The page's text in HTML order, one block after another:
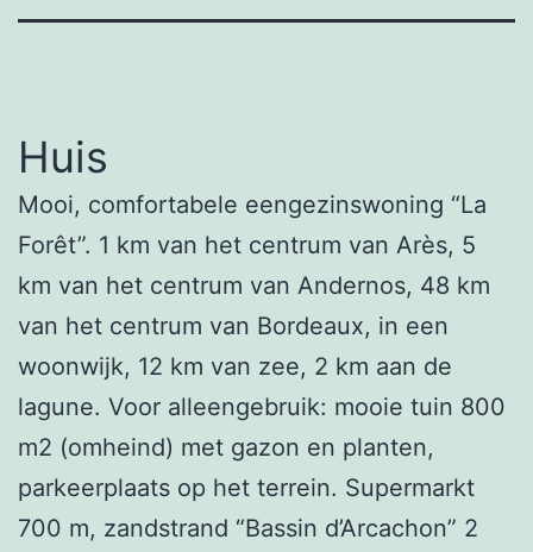
Huis
Mooi, comfortabele eengezinswoning “La
Forêt”. 1 km van het centrum van Arès, 5
km van het centrum van Andernos, 48 km
van het centrum van Bordeaux, in een
woonwijk, 12 km van zee, 2 km aan de
lagune. Voor alleengebruik: mooie tuin 800
m2 (omheind) met gazon en planten,
parkeerplaats op het terrein. Supermarkt
700 m, zandstrand “Bassin d’Arcachon” 2